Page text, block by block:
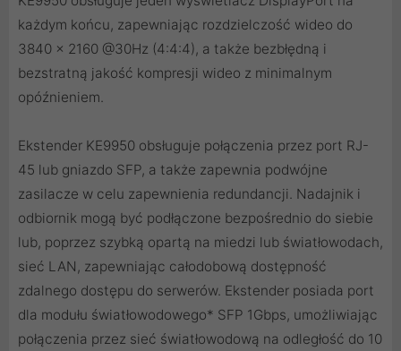
każdym końcu, zapewniając rozdzielczość wideo do
3840 x 2160 @30Hz (4:4:4), a także bezbłędną i
bezstratną jakość kompresji wideo z minimalnym
opóźnieniem.
Ekstender KE9950 obsługuje połączenia przez port RJ-
45 lub gniazdo SFP, a także zapewnia podwójne
zasilacze w celu zapewnienia redundancji. Nadajnik i
odbiornik mogą być podłączone bezpośrednio do siebie
lub, poprzez szybką opartą na miedzi lub światłowodach,
sieć LAN, zapewniając całodobową dostępność
zdalnego dostępu do serwerów. Ekstender posiada port
dla modułu światłowodowego* SFP 1Gbps, umożliwiając
połączenia przez sieć światłowodową na odległość do 10